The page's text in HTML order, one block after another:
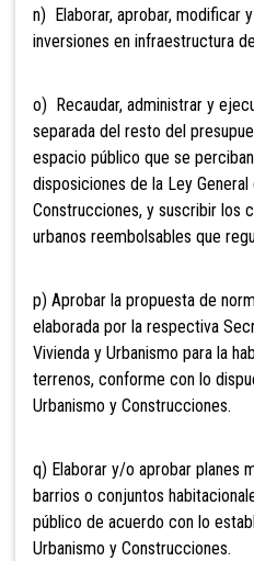
n) Elaborar, aprobar, modificar
inversiones en infraestructura
o) Recaudar, administrar y
separada del resto del
espacio público que se
disposiciones de la Ley
Construcciones, y suscribir los
urbanos reembolsables que
p) Aprobar la propuesta de
elaborada por la respectiva
Vivienda y Urbanismo para la
terrenos, conforme con lo
Urbanismo y Construcciones.
q) Elaborar y/o aprobar planes
barrios o conjuntos
público de acuerdo con lo
Urbanismo y Construcciones.